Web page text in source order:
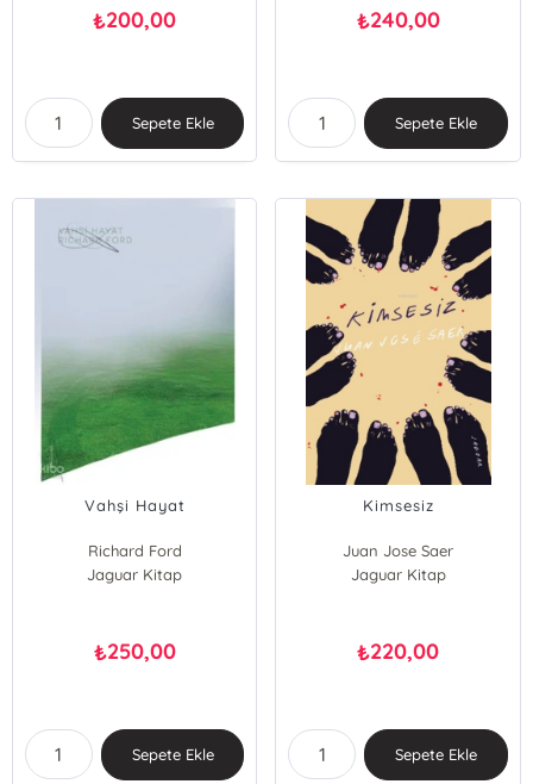
₺200,00
Sepete Ekle
₺240,00
Sepete Ekle
Vahşi Hayat
Richard Ford
Jaguar Kitap
₺250,00
Sepete Ekle
Kimsesiz
Juan Jose Saer
Jaguar Kitap
₺220,00
Sepete Ekle